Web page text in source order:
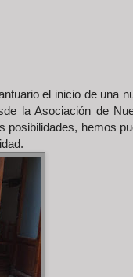
el inicio de una
la Asociación de
posibilidades, hemos